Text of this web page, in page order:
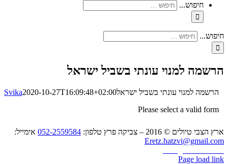
חיפוש...
חיפוש...
הרשמה למנוי עונתי בשביל ישראל
הרשמה למנוי עונתי בשביל ישראל Svika2020-10-27T16:09:48+02:00
Please select a valid form
ארץ הצבי טיולים © 2016 – צביקה פרץ טלפון: 052-2559584 אימייל:
Eretz.hatzvi@gmail.com
Page load link